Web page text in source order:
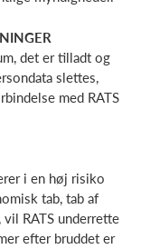
det er tilladt og
slettes,
med RATS
i en høj risiko
tab, tab af
RATS underrette
efter bruddet er